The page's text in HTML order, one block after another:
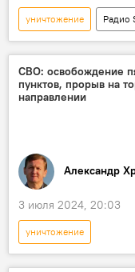
уничтожение
Радио
Чехия
Европа
Политика
капитал
война
СВО: освобождение
пунктов, прорыв на
направлении
Александр
3 июля 2024, 20:03
уничтожение
Спецоперация России